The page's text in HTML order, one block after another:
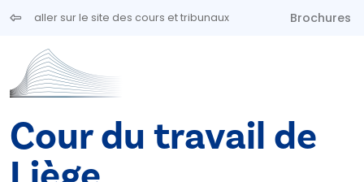
Aller au contenu principal
aller sur le site des cours et tribunaux Brochures
Cour du travail de